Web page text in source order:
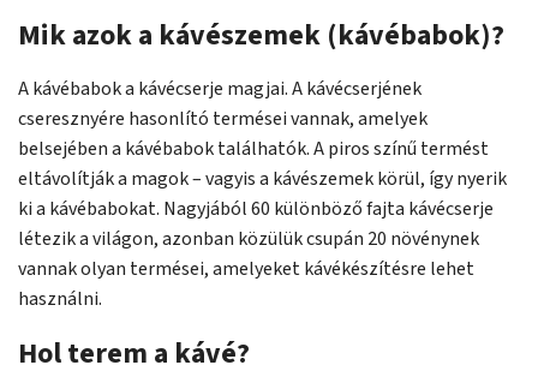
Mik azok a kávészemek (kávébabok)?
A kávébabok a kávécserje magjai. A kávécserjének
cseresznyére hasonlító termései vannak, amelyek
belsejében a kávébabok találhatók. A piros színű termést
eltávolítják a magok – vagyis a kávészemek körül, így nyerik
ki a kávébabokat. Nagyjából 60 különböző fajta kávécserje
létezik a világon, azonban közülük csupán 20 növénynek
vannak olyan termései, amelyeket kávékészítésre lehet
használni.
Hol terem a kávé?